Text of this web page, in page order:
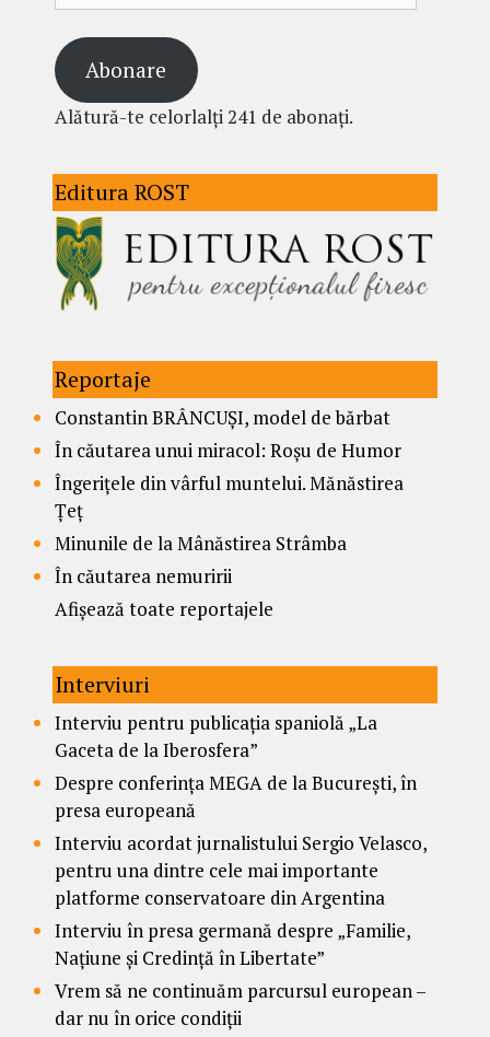
Abonare
Alătură-te celorlalți 241 de abonați.
Editura ROST
Reportaje
Constantin BRÂNCUȘI, model de bărbat
În căutarea unui miracol: Roșu de Humor
Îngerițele din vârful muntelui. Mănăstirea
Țeț
Minunile de la Mânăstirea Strâmba
În căutarea nemuririi
Afișează toate reportajele
Interviuri
Interviu pentru publicația spaniolă „La
Gaceta de la Iberosfera”
Despre conferința MEGA de la București, în
presa europeană
Interviu acordat jurnalistului Sergio Velasco,
pentru una dintre cele mai importante
platforme conservatoare din Argentina
Interviu în presa germană despre „Familie,
Națiune și Credință în Libertate”
Vrem să ne continuăm parcursul european –
dar nu în orice condiții